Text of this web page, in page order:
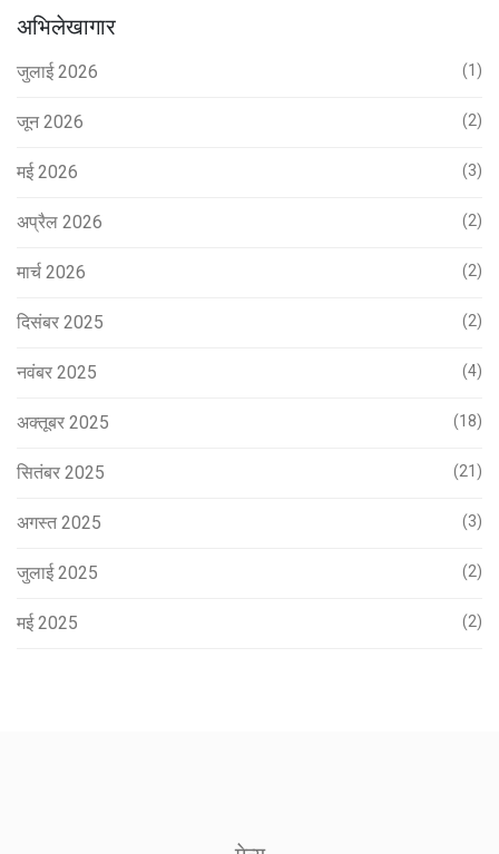
अभिलेखागार
जुलाई 2026 (1)
जून 2026 (2)
मई 2026 (3)
अप्रैल 2026 (2)
मार्च 2026 (2)
दिसंबर 2025 (2)
नवंबर 2025 (4)
अक्तूबर 2025 (18)
सितंबर 2025 (21)
अगस्त 2025 (3)
जुलाई 2025 (2)
मई 2025 (2)